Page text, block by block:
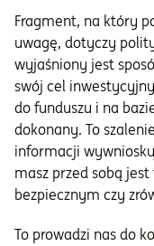
Fragment, na który
uwagę, dotyczy
wyjaśniony jest
swój cel
do funduszu i na
dokonany. To
informacji
masz przed sobą
bezpiecznym czy
To prowadzi nas do